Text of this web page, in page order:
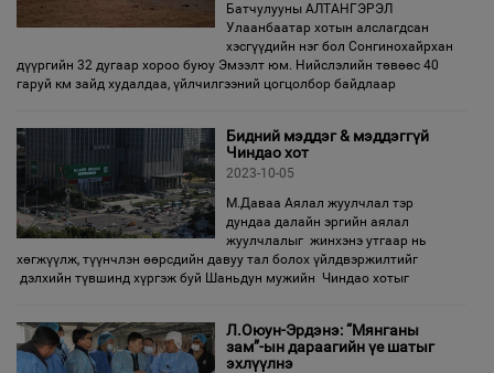
Батчулууны АЛТАНГЭРЭЛ
Улаанбаатар хотын алслагдсан
хэсгүүдийн нэг бол Сонгинохайрхан
дүүргийн 32 дугаар хороо буюу Эмээлт юм. Нийслэлийн төвөөс 40
гаруй км зайд худалдаа, үйлчилгээний цогцолбор байдлаар
Бидний мэддэг & мэддэггүй
Чиндао хот
2023-10-05
М.Даваа Аялал жуулчлал тэр
дундаа далайн эргийн аялал
жуулчлалыг жинхэнэ утгаар нь
хөгжүүлж, түүнчлэн өөрсдийн давуу тал болох үйлдвэржилтийг
дэлхийн түвшинд хүргэж буй Шаньдун мужийн Чиндао хотыг
Л.Оюун-Эрдэнэ: “Мянганы
зам”-ын дараагийн үе шатыг
эхлүүлнэ